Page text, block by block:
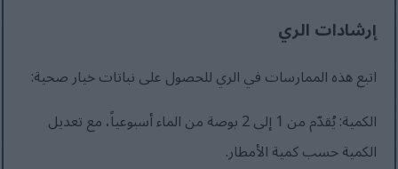
إرشادات الري
اتبع هذه الممارسات في الري للحصول على نباتات خيار صحية:
الكمية: يُقدّم من 1 إلى 2 بوصة من الماء أسبوعياً، مع تعديل
الكمية حسب كمية الأمطار.